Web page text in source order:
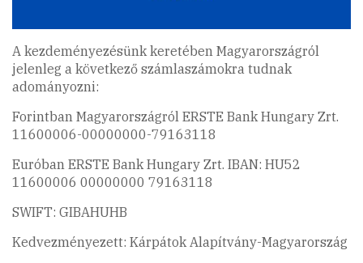
A kezdeményezésünk keretében Magyarországról
jelenleg a következő számlaszámokra tudnak
adományozni:
Forintban Magyarországról ERSTE Bank Hungary Zrt.
11600006-00000000-79163118
Euróban ERSTE Bank Hungary Zrt. IBAN: HU52
11600006 00000000 79163118
SWIFT: GIBAHUHB
Kedvezményezett: Kárpátok Alapítvány-Magyarország